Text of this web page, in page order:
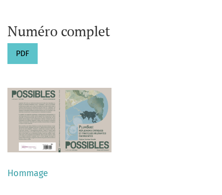
Numéro complet
PDF
Hommage